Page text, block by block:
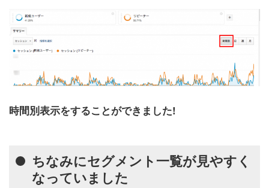
時間別表示をすることができました!
ちなみにセグメント一覧が見やすく
なっていました